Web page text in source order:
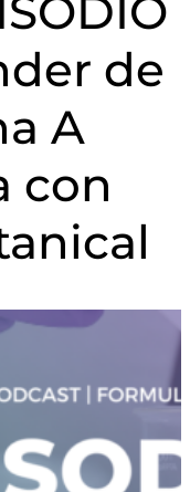
de
A
con